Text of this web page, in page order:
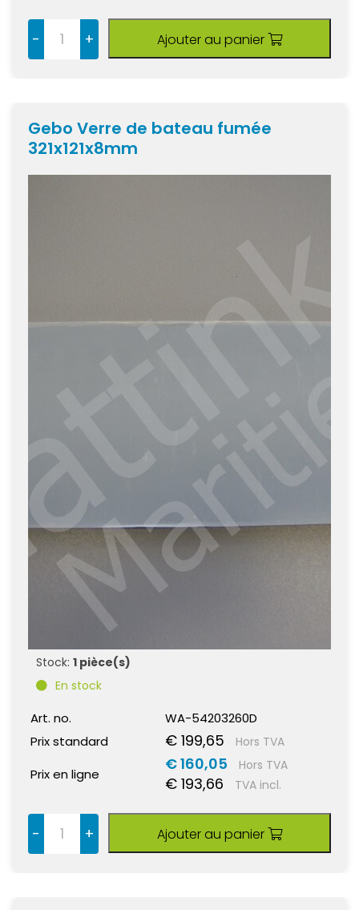
- + Ajouter au panier
Gebo Verre de bateau fumée
321x121x8mm
Stock: 1 pièce(s)
En stock
Art. no.
WA-54203260D
Prix standard
€ 199,65 Hors TVA
Prix en ligne
€ 160,05 Hors TVA
€ 193,66 TVA incl.
- + Ajouter au panier